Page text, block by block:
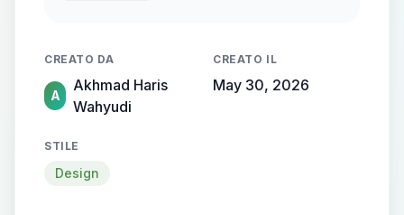
modern environmental identity,
isolated white background, adobe
stock vector style, Aspect Ratio: 1:1
CREATO DA
A
Akhmad Haris
Wahyudi
CREATO IL
May 30, 2026
STILE
Design